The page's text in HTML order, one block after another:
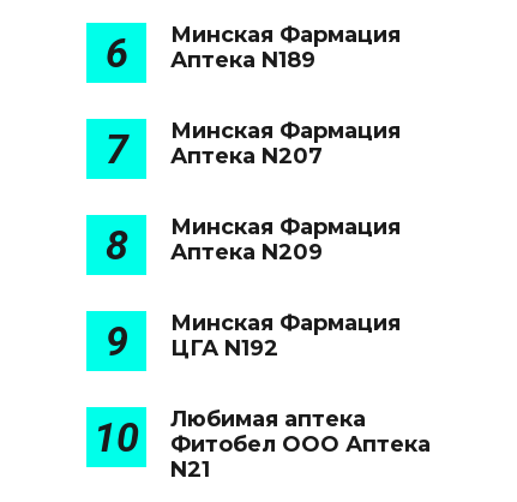
6
Минская Фармация
Аптека N189
7
Минская Фармация
Аптека N207
8
Минская Фармация
Аптека N209
9
Минская Фармация
ЦГА N192
10
Любимая аптека
Фитобел ООО Аптека
N21